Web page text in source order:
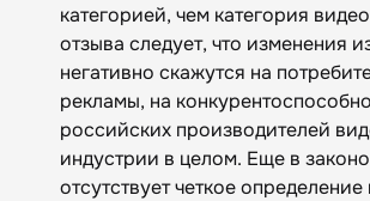
категорией, чем категория
отзыва следует, что изменения
негативно скажутся на
рекламы, на
российских производителей
индустрии в целом. Еще в
отсутствует четкое